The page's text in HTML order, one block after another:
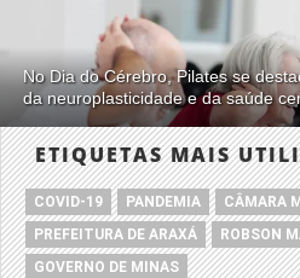
No Dia do Cérebro, Pilates se
da neuroplasticidade e da saúde
ETIQUETAS MAIS
COVID-19 PANDEMIA
CÂMARA
PREFEITURA DE ARAXÁ
ROBSON
GOVERNO DE MINAS